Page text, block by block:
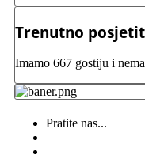
Trenutno
Imamo 667 gostiju i
Pratite nas...